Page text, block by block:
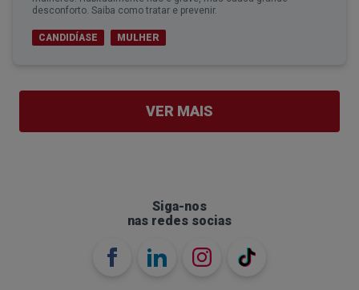
desconforto. Saiba como tratar e prevenir.
CANDIDÍASE MULHER
VER MAIS
Siga-nos
nas redes socias